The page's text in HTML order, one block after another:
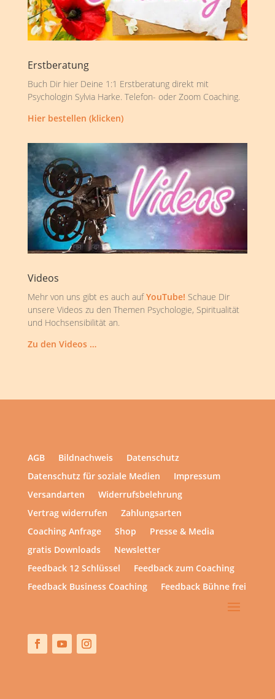
Erstberatung
Buch Dir hier Deine 1:1 Erstberatung direkt mit
Psychologin Sylvia Harke. Telefon- oder Zoom Coaching.
Hier bestellen (klicken)
Videos
Mehr von uns gibt es auch aufYouTube! Schaue Dir
unsere Videos zu den Themen Psychologie, Spiritualität
und Hochsensibilität an.
Zu den Videos …
AGB Bildnachweis
Datenschutz
Datenschutz für soziale Medien
Impressum
Versandarten
Widerrufsbelehrung
Vertrag widerrufen
Zahlungsarten
Coaching Anfrage
Shop
Presse & Media
gratis Downloads
Newsletter
Feedback 12 Schlüssel
Feedback zum Coaching
Feedback Business Coaching
Feedback Bühne frei